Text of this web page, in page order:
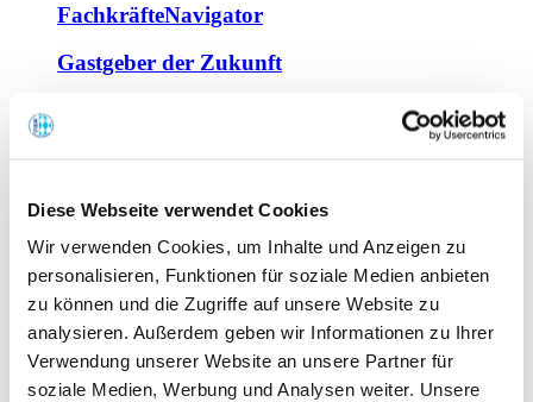
Diese Webseite verwendet Cookies
Wir verwenden Cookies, um Inhalte und Anzeigen zu
personalisieren, Funktionen für soziale Medien anbieten
zu können und die Zugriffe auf unsere Website zu
analysieren. Außerdem geben wir Informationen zu Ihrer
Verwendung unserer Website an unsere Partner für
soziale Medien, Werbung und Analysen weiter. Unsere
FachkräfteNavigator
Gastgeber der Zukunft
Offene Seminare
Tagen im Palais
Wirte-und Unternehmerbrief
Lernplattform BOUNTI
Partner
Branchennahe Organisationen